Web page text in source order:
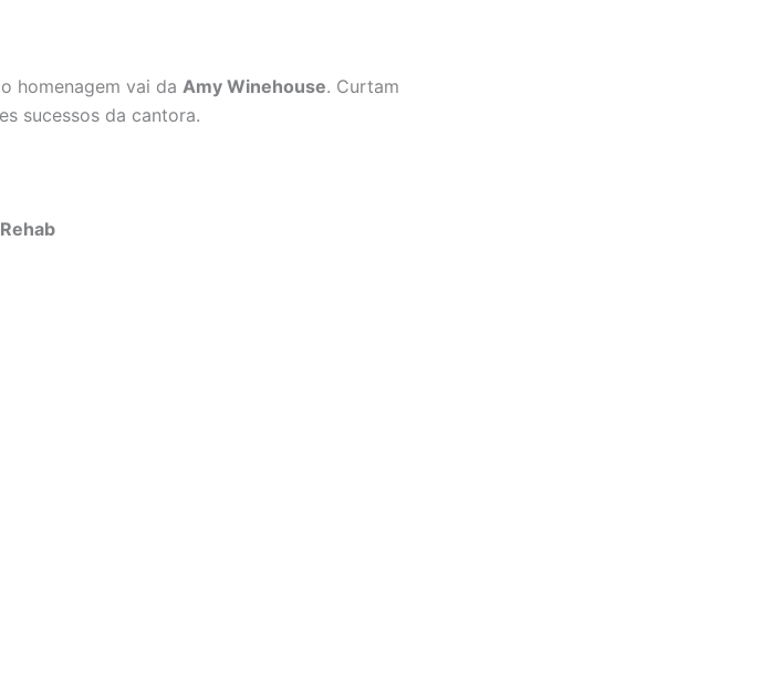
homenagem vai da Amy Winehouse. Curtam
sucessos da cantora.
Rehab